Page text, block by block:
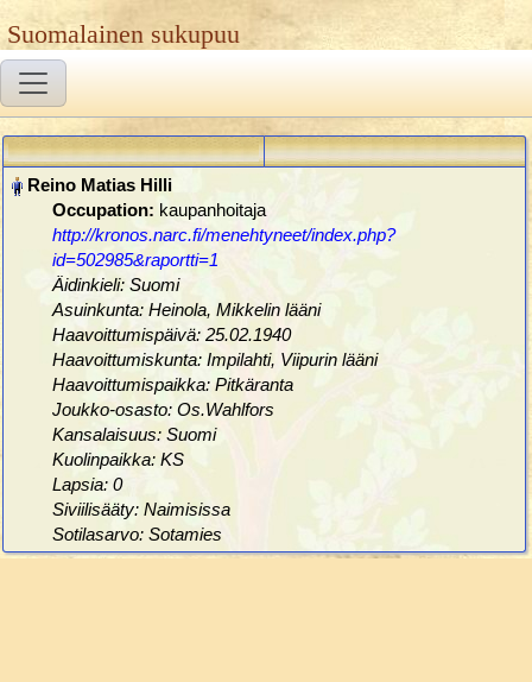
Suomalainen sukupuu
Occupation: kaupanhoitaja
http://kronos.narc.fi/menehtyneet/index.php?
id=502985&raportti=1
Äidinkieli: Suomi
Asuinkunta: Heinola, Mikkelin lääni
Haavoittumispäivä: 25.02.1940
Haavoittumiskunta: Impilahti, Viipurin lääni
Haavoittumispaikka: Pitkäranta
Joukko-osasto: Os.Wahlfors
Kansalaisuus: Suomi
Kuolinpaikka: KS
Lapsia: 0
Siviilisääty: Naimisissa
Sotilasarvo: Sotamies